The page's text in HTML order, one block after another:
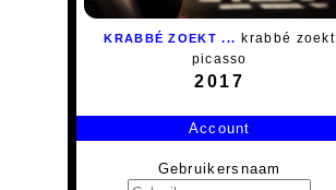
KRABBÉ ZOEKT ... krabbé zoekt
picasso
2017
Account
Gebruikersnaam